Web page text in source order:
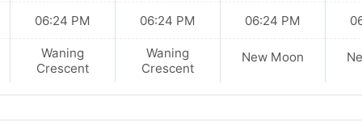
06:24 PM
Waning
Crescent
06:24 PM
Waning
Crescent
06:24 PM
New Moon